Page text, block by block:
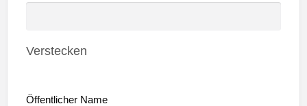
Verstecken
Öffentlicher Name